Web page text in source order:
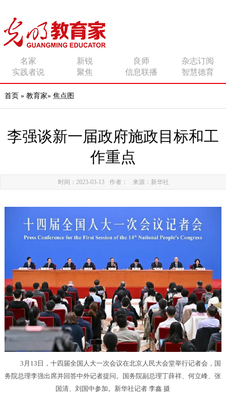
名家 新锐 良师
杂志订阅
实践者说
聚焦 信息联播 智慧德育
首页 » 教育家» 焦点图
李强谈新一届政府施政目标和工
作重点
时间：2023-03-13 作者： 来源：新华社
3月13日，十四届全国人大一次会议在北京人民大会堂举行记者会，国
务院总理李强出席并回答中外记者提问。国务院副总理丁薛祥、何立峰、张
国清、刘国中参加。新华社记者 李鑫 摄